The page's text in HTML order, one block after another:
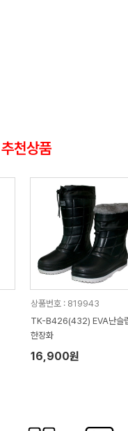
추천상품
상품번호 : 819943
TK-B426(432) EVA난슬
한장화
16,900원